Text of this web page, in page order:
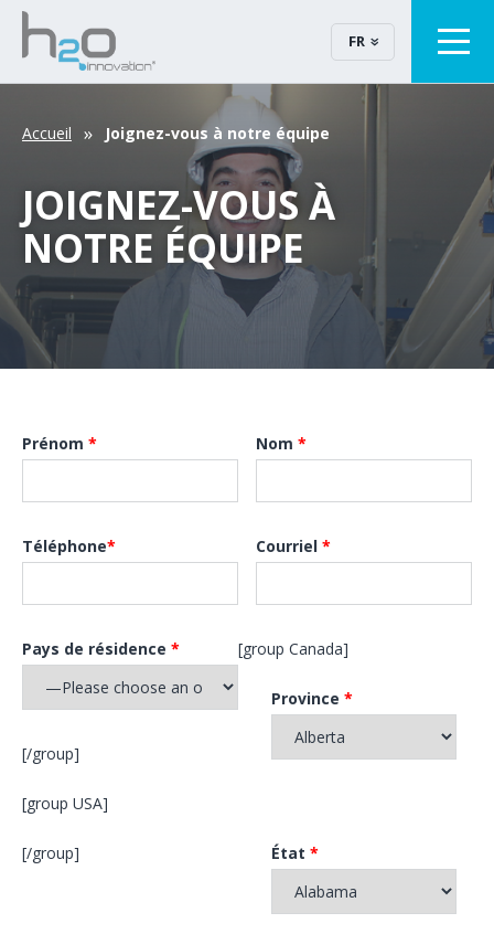
FR
Accueil Joignez-vous à notre équipe
JOIGNEZ-VOUS À
NOTRE ÉQUIPE
Prénom * Nom*
Téléphone* Courriel*
Pays de résidence * [group Canada]
Province*
[/group]
[group USA]
État*
[/group]